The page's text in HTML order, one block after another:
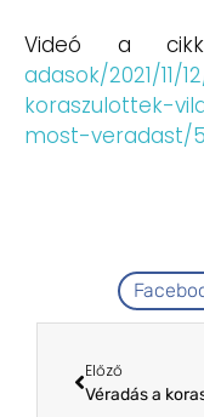
Videó a
adasok/2021/11/
koraszulottek-
most-veradast/
Előző